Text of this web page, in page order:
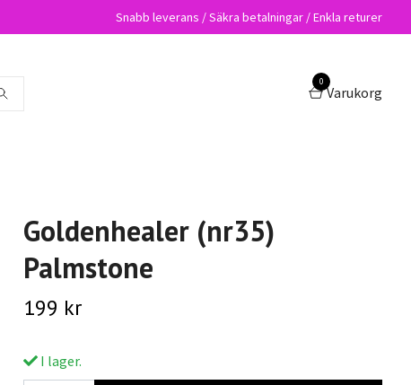
Snabb leverans / Säkra betalningar / Enkla returer
0
Varukorg
Goldenhealer (nr35)
Palmstone
199 kr
I lager.